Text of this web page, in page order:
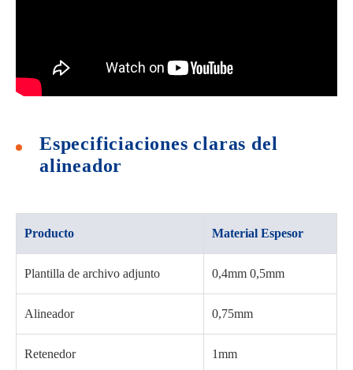
Especificiaciones claras del
alineador
Producto Material Espesor
Plantilla de archivo adjunto 0,4mm 0,5mm
Alineador 0,75mm
Retenedor 1mm